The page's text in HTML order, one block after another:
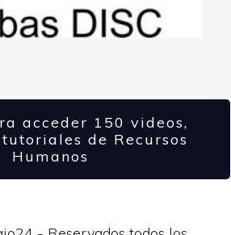
acceder 150 videos,
de Recursos
Humanos